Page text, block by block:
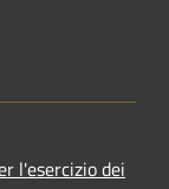
l'esercizio dei